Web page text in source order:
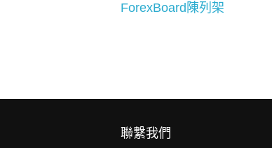
ForexBoard陳列架
聯繫我們